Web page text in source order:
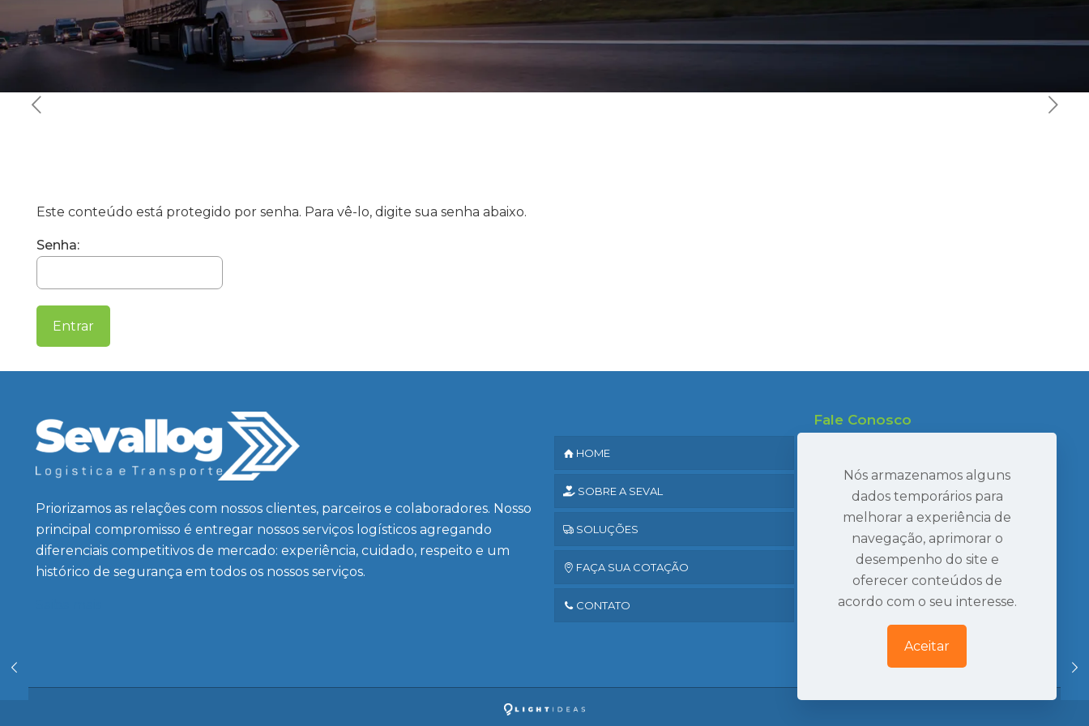
Este conteúdo está protegido por senha. Para vê-lo, digite sua senha abaixo.
Senha:
Priorizamos as relações com nossos clientes, parceiros e colaboradores. Nosso
principal compromisso é entregar nossos serviços logísticos agregando
diferenciais competitivos de mercado: experiência, cuidado, respeito e um
histórico de segurança em todos os nossos serviços.
HOME
SOBRE A SEVAL
SOLUÇÕES
FAÇA SUA COTAÇÃO
CONTATO
Fale Conosco
47 3407-2269
seval@sevaltransportes.com.br
Rod. dos Móveis, 2060, Sala 05
Mato Preto, São Bento do Sul | SC
Ver Localização
Nós armazenamos alguns
dados temporários para
melhorar a experiência de
navegação, aprimorar o
desempenho do site e
oferecer conteúdos de
acordo com o seu interesse.
Aceitar